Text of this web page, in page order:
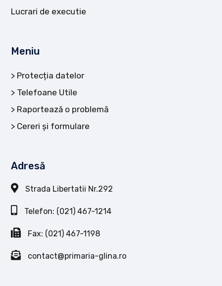
Lucrari de executie
Meniu
Protecția datelor
Telefoane Utile
Raportează o problemă
Cereri și formulare
Adresă
Strada Libertatii Nr.292
Telefon: (021) 467-1214
Fax: (021) 467-1198
contact@primaria-glina.ro